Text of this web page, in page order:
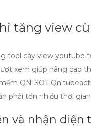
tăng view
tool cày view youtube
xem giúp nâng cao
QNISOT
phải tốn nhiều thời
và nhận diện